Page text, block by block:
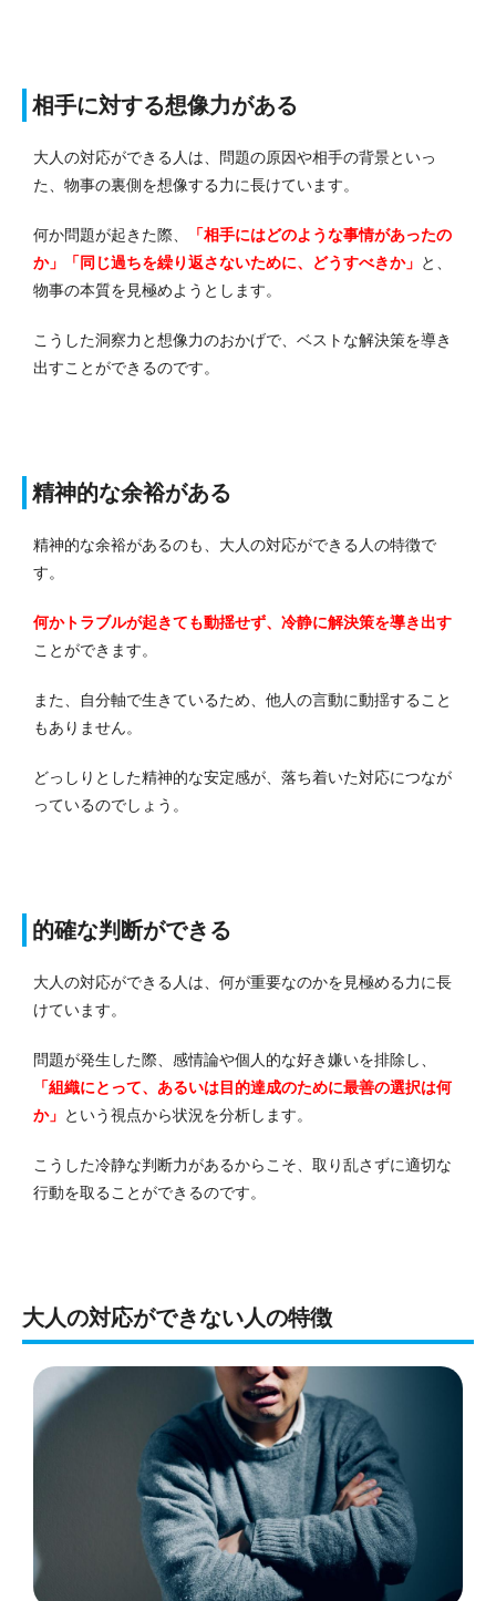
相手に対する想像力がある
大人の対応ができる人は、問題の原因や相手の背景といっ
た、物事の裏側を想像する力に長けています。
何か問題が起きた際、
「相手にはどのような事情があったの
か」「同じ過ちを繰り返さないために、どうすべきか」 と、
物事の本質を見極めようとします。
こうした洞察力と想像力のおかげで、ベストな解決策を導き
出すことができるのです。
精神的な余裕がある
精神的な余裕があるのも、大人の対応ができる人の特徴で
す。
何かトラブルが起きても動揺せず、冷静に解決策を導き出す
ことができます。
また、自分軸で生きているため、他人の言動に動揺すること
もありません。
どっしりとした精神的な安定感が、落ち着いた対応につなが
っているのでしょう。
的確な判断ができる
大人の対応ができる人は、何が重要なのかを見極める力に長
けています。
問題が発生した際、感情論や個人的な好き嫌いを排除し、
「組織にとって、あるいは目的達成のために最善の選択は何
か」 という視点から状況を分析します。
こうした冷静な判断力があるからこそ、取り乱さずに適切な
行動を取ることができるのです。
大人の対応ができない人の特徴